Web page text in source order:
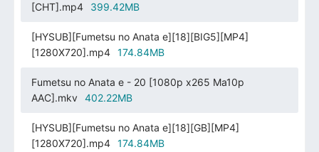
[CHT].mp4 399.42MB
[HYSUB][Fumetsu no Anata e][18][BIG5][MP4]
[1280X720].mp4
174.84MB
Fumetsu no Anata e - 20 [1080p x265 Ma10p
AAC].mkv
402.22MB
[HYSUB][Fumetsu no Anata e][18][GB][MP4]
[1280X720].mp4
174.84MB